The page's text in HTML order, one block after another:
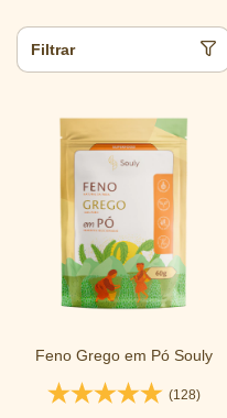
Filtrar
Feno Grego em Pó Souly
(128)